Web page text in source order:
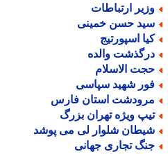
ارتباطات
حسن خمینی
اسپورتیج
والده
الاسلام
شهید سپاسی
استان فارس
ویژه تهران بزرگ
شلوار لی می پوشد
تجاری جهانی